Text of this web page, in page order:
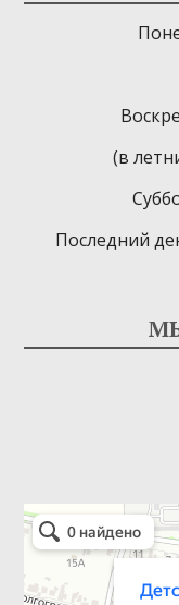
(в
Последний
Детская библиотека-
Библиотека в